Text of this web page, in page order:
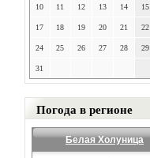
10 11 12 13 14 15
17 18 19 20 21 22
24 25 26 27 28 29
31
Погода в регионе
Белая Холуница